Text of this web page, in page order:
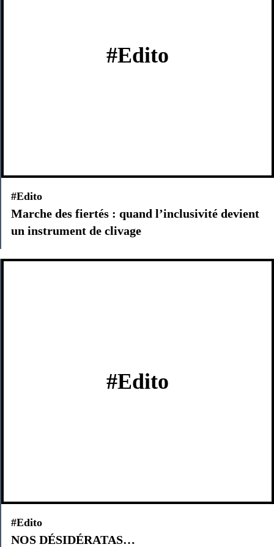
#Edito
#Edito
Marche des fiertés : quand l’inclusivité devient
un instrument de clivage
#Edito
#Edito
NOS DÉSIDÉRATAS…